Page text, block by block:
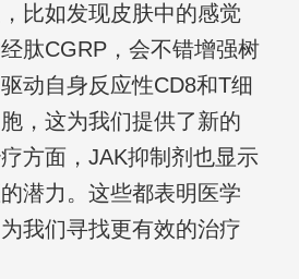
比如发现皮肤中的感觉
肽CGRP，会不错增强树
动自身反应性CD8和T细
，这为我们提供了新的
方面，JAK抑制剂也显示
潜力。这些都表明医学
我们寻找更有效的治疗